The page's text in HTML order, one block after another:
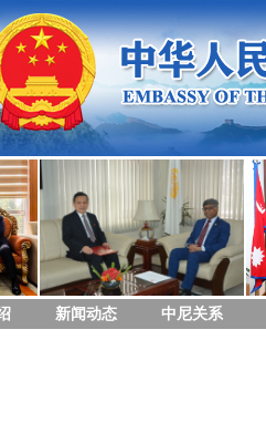
新闻动态 中尼关系